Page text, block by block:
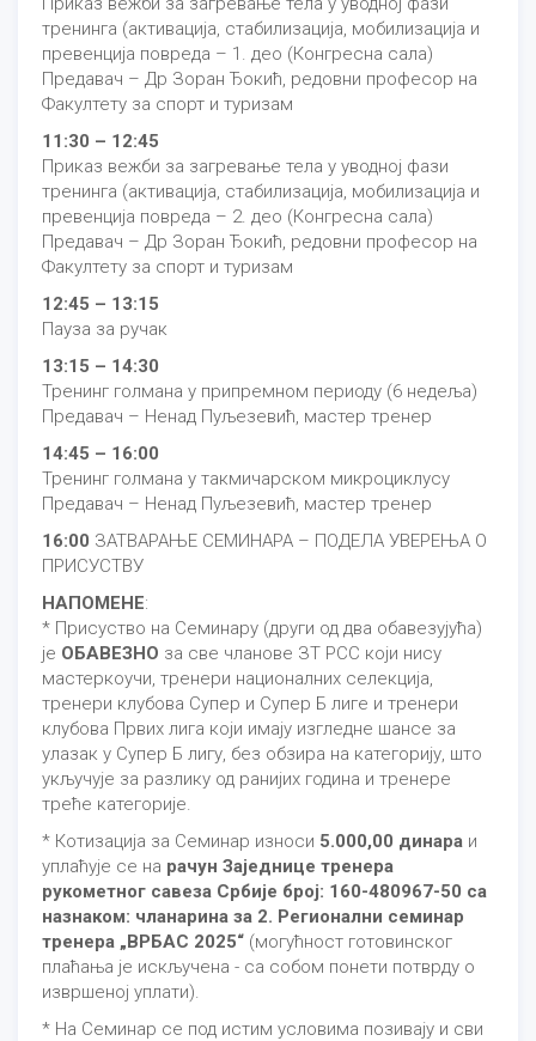
тренинга (активација, стабилизација, мобилизација и
превенција повреда – 1. део (Конгресна сала)
Предавач – Др Зоран Ђокић, редовни професор на
Факултету за спорт и туризам
11:30 – 12:45
Приказ вежби за загревање тела у уводној фази
тренинга (активација, стабилизација, мобилизација и
превенција повреда – 2. део (Конгресна сала)
Предавач – Др Зоран Ђокић, редовни професор на
Факултету за спорт и туризам
12:45 – 13:15
Пауза за ручак
13:15 – 14:30
Тренинг голмана у припремном периоду (6 недеља)
Предавач – Ненад Пуљезевић, мастер тренер
14:45 – 16:00
Тренинг голмана у такмичарском микроциклусу
Предавач – Ненад Пуљезевић, мастер тренер
16:00 ЗАТВАРАЊЕ СЕМИНАРА – ПОДЕЛА УВЕРЕЊА О
ПРИСУСТВУ
НАПОМЕНЕ:
* Присуство на Семинару (други од два обавезујућа)
је ОБАВЕЗНО за све чланове ЗТ РСС који нису
мастеркоучи, тренери националних селекција,
тренери клубова Супер и Супер Б лиге и тренери
клубова Првих лига који имају изгледне шансе за
улазак у Супер Б лигу, без обзира на категорију, што
укључује за разлику од ранијих година и тренере
треће категорије.
* Котизација за Семинар износи 5.000,00 динара и
уплаћује се на рачун Заједнице тренера
рукометног савеза Србије број: 160-480967-50 са
назнаком: чланарина за 2. Регионални семинар
тренера „ВРБАС 2025“ (могућност готовинског
плаћања је искључена - са собом понети потврду о
извршеној уплати).
* На Семинар се под истим условима позивају и сви